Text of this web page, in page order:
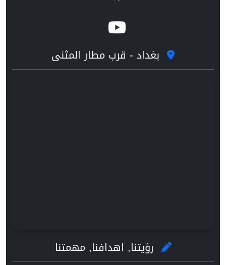
بغداد - قرب مطار المثنى
رؤيتنا, اهدافنا, مهمتنا